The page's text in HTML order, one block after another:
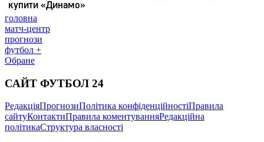
головна
матч-центр
прогнози
футбол +
Обране
САЙТ ФУТБОЛ 24
РедакціяПрогнозиПолітика конфіденційностіПравила
сайтуКонтактиПравила коментуванняРедакційна
політикаСтруктура власності